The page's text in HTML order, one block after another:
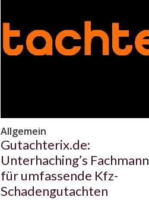
Allgemein
Gutachterix.de:
Unterhaching’s Fachmann
für umfassende Kfz-
Schadengutachten